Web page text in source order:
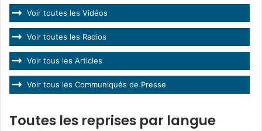
Voir toutes les Vidéos
Voir toutes les Radios
Voir tous les Articles
Voir tous les Communiqués de Presse
Toutes les reprises par langue